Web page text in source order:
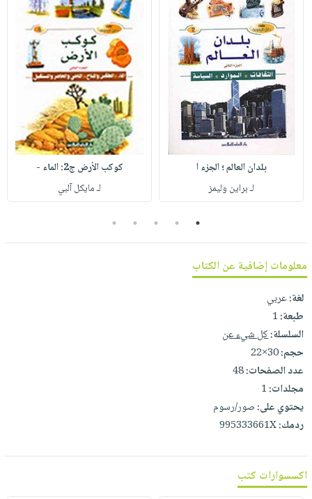
صابون
أطفال
مناسبات
فيديوهات
أسئلة
يتكرر
طرحها
خدمات
نيل
وفرات
انشر
تواصل
عربة
التسوق
نشرة
الإصدارات
بلدان العالم ؛ الجزء ا
لـ براين وليمز
كوكب الأرض ج2: الماء -
لـ مايكل آلبي
1
2
3
4
5
معلومات إضافية عن الكتاب
لغة:عربي
طبعة:1
السلسلة:كل شيء عن
حجم:30×22
عدد الصفحات:48
مجلدات:1
يحتوي على:صور/رسوم
ردمك:995333661X
اكسسوارات كتب